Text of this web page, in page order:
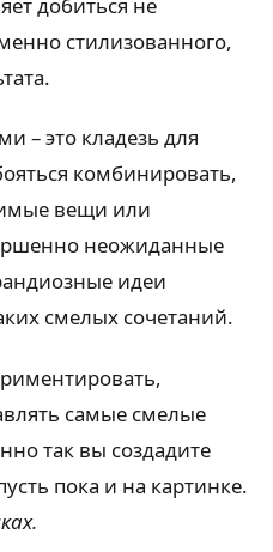
добиться не
стилизованного,
– это кладезь для
комбинировать,
вещи или
неожиданные
идеи
смелых сочетаний.
самые смелые
так вы создадите
пока и на картинке.